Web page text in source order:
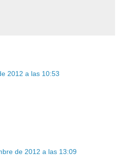
2012 a las 10:53
de 2012 a las 13:09